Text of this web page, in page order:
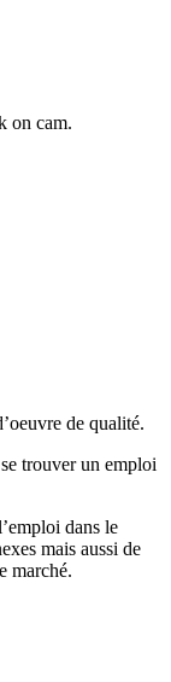
on cam.
de qualité.
trouver un emploi
dans le
mais aussi de
marché.